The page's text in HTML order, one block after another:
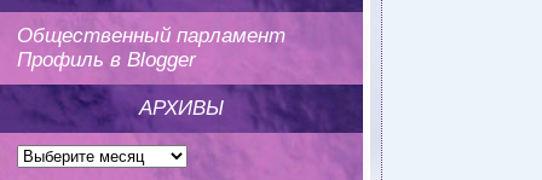
Общественный парламент
Профиль в Blogger
АРХИВЫ